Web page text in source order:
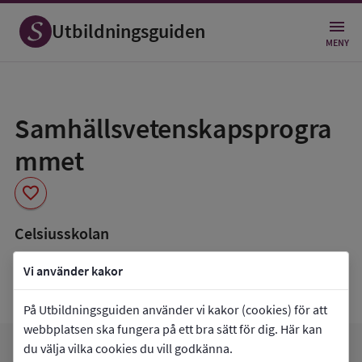
Vi använder kakor
På Utbildningsguiden använder vi kakor (cookies) för att
webbplatsen ska fungera på ett bra sätt för dig. Här kan
du välja vilka cookies du vill godkänna.
Utbildningsguiden MENY
Samhällsvetenskapsprogra
mmet
favorite
som
favorit
Celsiusskolan
book_5 Inriktning som finns tillgänglig
Data saknas